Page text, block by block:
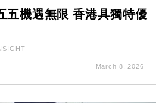
度入市撐日圓 4月單日斥6.28萬億
伊戰事快結束 承認部分彈藥庫存緊
後再出手 斥4億美元押注未上市公
五機遇無限 香港具獨特優
March 8, 2026